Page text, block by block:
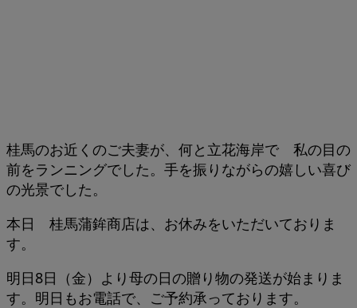
桂馬のお近くのご夫妻が、何と立花海岸で 私の目の
前をランニングでした。手を振りながらの嬉しい喜び
の光景でした。
本日 桂馬蒲鉾商店は、お休みをいただいておりま
す。
明日8日（金）より母の日の贈り物の発送が始まりま
す。明日もお電話で、ご予約承っております。